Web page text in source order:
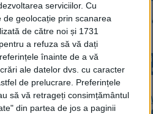
serviciilor. Cu
de geolocație prin scanarea
de către noi și 1731
a refuza să vă dați
înainte de a vă
ale datelor dvs. cu caracter
de prelucrare. Preferințele
să vă retrageți consimțământul
din partea de jos a paginii